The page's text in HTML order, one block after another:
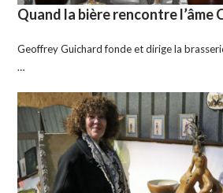
Quand la bière rencontre l’âme
Geoffrey Guichard fonde et dirige la
…